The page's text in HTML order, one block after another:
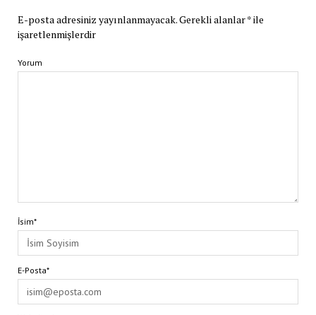
E-posta adresiniz yayınlanmayacak.Gerekli alanlar*ile
işaretlenmişlerdir
Yorum
İsim*
E-Posta*